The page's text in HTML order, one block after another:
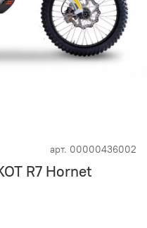
арт. 00000436002
R7 Hornet